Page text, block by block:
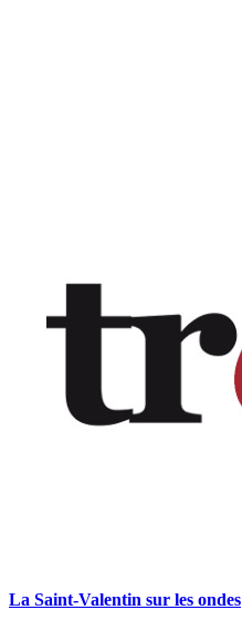
La Saint-Valentin sur les ondes